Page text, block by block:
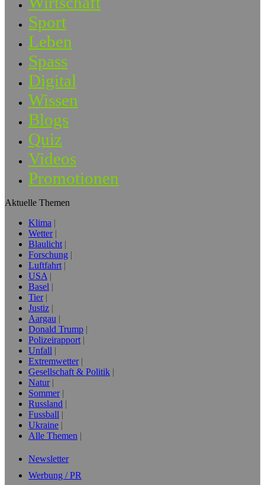
Sport
Leben
Spass
Digital
Wissen
Blogs
Quiz
Videos
Promotionen
Aktuelle Themen
Klima
Wetter
Blaulicht
Forschung
Luftfahrt
USA
Basel
Tier
Justiz
Aargau
Donald Trump
Polizeirapport
Unfall
Extremwetter
Gesellschaft & Politik
Natur
Sommer
Russland
Fussball
Ukraine
Alle Themen
Newsletter
Werbung / PR